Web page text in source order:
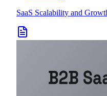
SaaS Scalability and